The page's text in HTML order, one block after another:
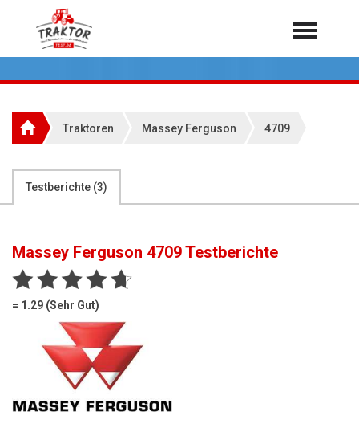
Home
Rundballenpressen
Teleskoplader
Rasentraktoren
Hoflader
Über 7.000 Testberichte
Traktoren Massey Ferguson 4709
Testberichte (3)
Massey Ferguson 4709Testberichte
= 1.29 (Sehr Gut)